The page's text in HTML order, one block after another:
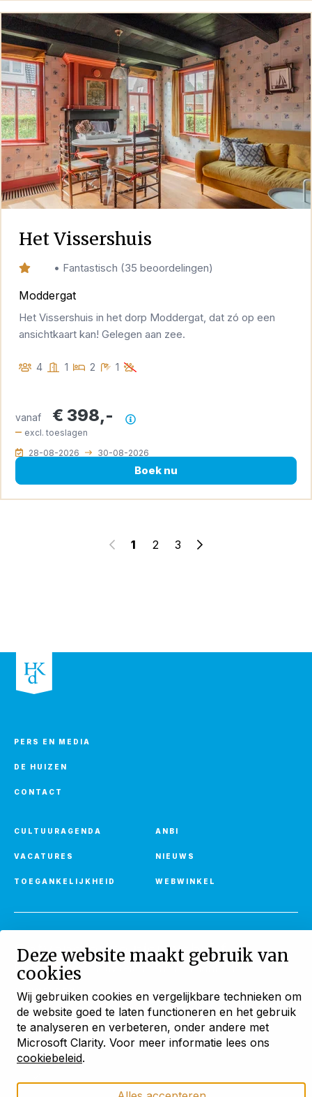
Deze website maakt gebruik van
cookies
Wij gebruiken cookies en vergelijkbare technieken om
de website goed te laten functioneren en het gebruik
te analyseren en verbeteren, onder andere met
Microsoft Clarity. Voor meer informatie lees ons
cookiebeleid.
Het Vissershuis
• Fantastisch (35 beoordelingen)
Moddergat
Het Vissershuis in het dorp Moddergat, dat zó op een
ansichtkaart kan! Gelegen aan zee.
4 1 2 1
vanaf € 398,-
excl. toeslagen
28-08-2026
30-08-2026
Boek nu
Vorige pagina
1 2 3 Volgende pagina
PERS EN MEDIA
DE HUIZEN
CONTACT
CULTUURAGENDA
VACATURES
TOEGANKELIJKHEID
ANBI
NIEUWS
WEBWINKEL
Ontvang onze nieuwsbrief
Met verhalen, activiteiten en huuraanbod
AANMELDEN
Blijf ontdekken
met onze maandelijksenieuwsbrief